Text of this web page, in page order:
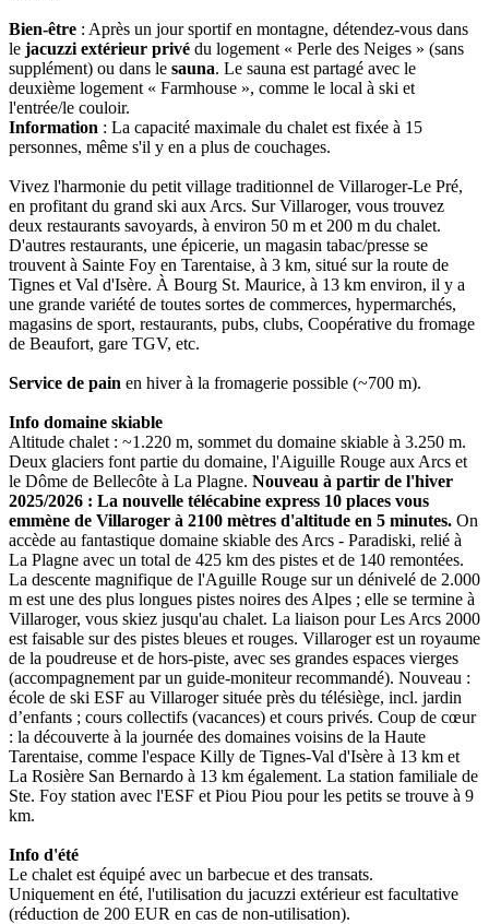
Bien-être : Après un jour sportif en montagne, détendez-vous dans
le jacuzzi extérieur privé du logement « Perle des Neiges » (sans
supplément) ou dans le sauna. Le sauna est partagé avec le
deuxième logement « Farmhouse », comme le local à ski et
l'entrée/le couloir.
Information : La capacité maximale du chalet est fixée à 15
personnes, même s'il y en a plus de couchages.
Vivez l'harmonie du petit village traditionnel de Villaroger-Le Pré,
en profitant du grand ski aux Arcs. Sur Villaroger, vous trouvez
deux restaurants savoyards, à environ 50 m et 200 m du chalet.
D'autres restaurants, une épicerie, un magasin tabac/presse se
trouvent à Sainte Foy en Tarentaise, à 3 km, situé sur la route de
Tignes et Val d'Isère. À Bourg St. Maurice, à 13 km environ, il y a
une grande variété de toutes sortes de commerces, hypermarchés,
magasins de sport, restaurants, pubs, clubs, Coopérative du fromage
de Beaufort, gare TGV, etc.
Service de pain en hiver à la fromagerie possible (~700 m).
Info domaine skiable
Altitude chalet : ~1.220 m, sommet du domaine skiable à 3.250 m.
Deux glaciers font partie du domaine, l'Aiguille Rouge aux Arcs et
le Dôme de Bellecôte à La Plagne. Nouveau à partir de l'hiver
2025/2026 : La nouvelle télécabine express 10 places vous
emmène de Villaroger à 2100 mètres d'altitude en 5 minutes. On
accède au fantastique domaine skiable des Arcs - Paradiski, relié à
La Plagne avec un total de 425 km des pistes et de 140 remontées.
La descente magnifique de l'Aguille Rouge sur un dénivelé de 2.000
m est une des plus longues pistes noires des Alpes ; elle se termine à
Villaroger, vous skiez jusqu'au chalet. La liaison pour Les Arcs 2000
est faisable sur des pistes bleues et rouges. Villaroger est un royaume
de la poudreuse et de hors-piste, avec ses grandes espaces vierges
(accompagnement par un guide-moniteur recommandé). Nouveau :
école de ski ESF au Villaroger située près du télésiège, incl. jardin
d’enfants ; cours collectifs (vacances) et cours privés. Coup de cœur
: la découverte à la journée des domaines voisins de la Haute
Tarentaise, comme l'espace Killy de Tignes-Val d'Isère à 13 km et
La Rosière San Bernardo à 13 km également. La station familiale de
Ste. Foy station avec l'ESF et Piou Piou pour les petits se trouve à 9
km.
Info d'été
Le chalet est équipé avec un barbecue et des transats.
Uniquement en été, l'utilisation du jacuzzi extérieur est facultative
(réduction de 200 EUR en cas de non-utilisation).